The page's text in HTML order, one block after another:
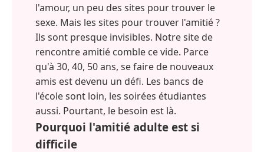
l'amour, un peu des sites pour trouver le
sexe. Mais les sites pour trouver l'amitié ?
Ils sont presque invisibles. Notre site de
rencontre amitié comble ce vide. Parce
qu'à 30, 40, 50 ans, se faire de nouveaux
amis est devenu un défi. Les bancs de
l'école sont loin, les soirées étudiantes
aussi. Pourtant, le besoin est là.
Pourquoi l'amitié adulte est si
difficile